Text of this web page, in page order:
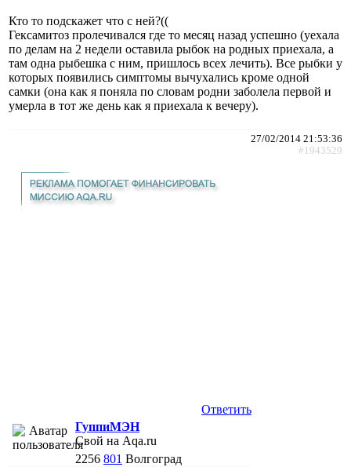
Кто то подскажет что с ней?((
Гексамитоз пролечивался где то месяц назад успешно (уехала
по делам на 2 недели оставила рыбок на родных приехала, а
там одна рыбешка с ним, пришлось всех лечить). Все рыбки у
которых появились симптомы вычухались кроме одной
самки (она как я поняла по словам родни заболела первой и
умерла в тот же день как я приехала к вечеру).
27/02/2014 21:53:36
#1943529
Ответить
ГуппиМЭН
Свой на Aqa.ru
2256 801 Волгоград